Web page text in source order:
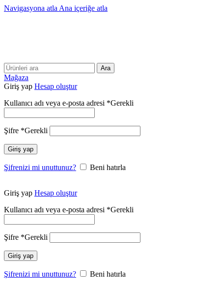
Navigasyona atla Ana içeriğe atla
Ara
Mağaza
Giriş yap Hesap oluştur
Kullanıcı adı veya e-posta adresi *Gerekli
Şifre *Gerekli
Giriş yap
Şifrenizi mi unuttunuz? Beni hatırla
Giriş yap Hesap oluştur
Kullanıcı adı veya e-posta adresi *Gerekli
Şifre *Gerekli
Giriş yap
Şifrenizi mi unuttunuz?
Beni hatırla